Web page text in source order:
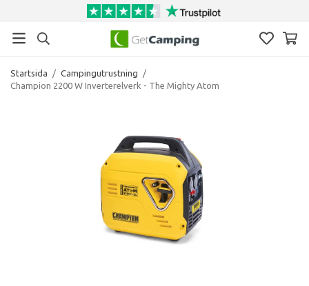
Startsida / Campingutrustning
/
Champion 2200 W Inverterelverk - The Mighty Atom